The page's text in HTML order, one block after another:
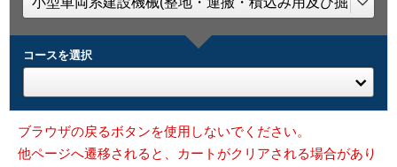
コースを選択
ブラウザの戻るボタンを使用しないでください。
他ページへ遷移されると、カートがクリアされる場合があり